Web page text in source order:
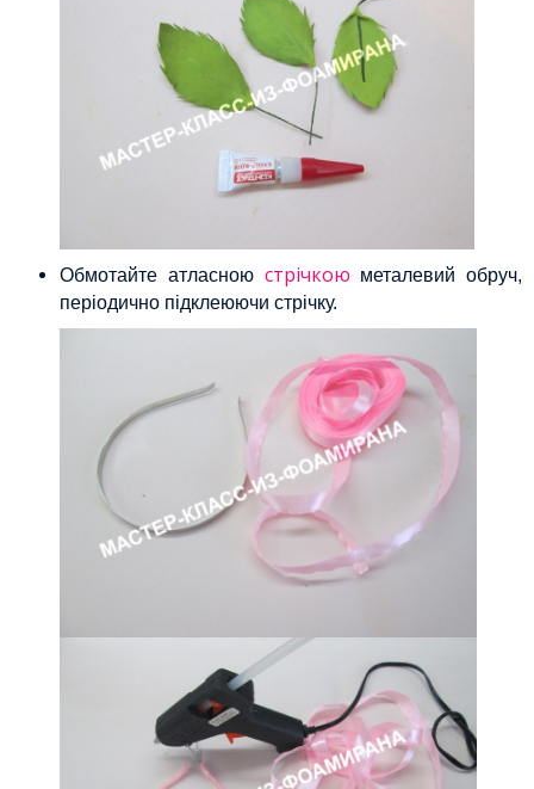
Обмотайте атласною стрічкою металевий обруч,
періодично підклеюючи стрічку.